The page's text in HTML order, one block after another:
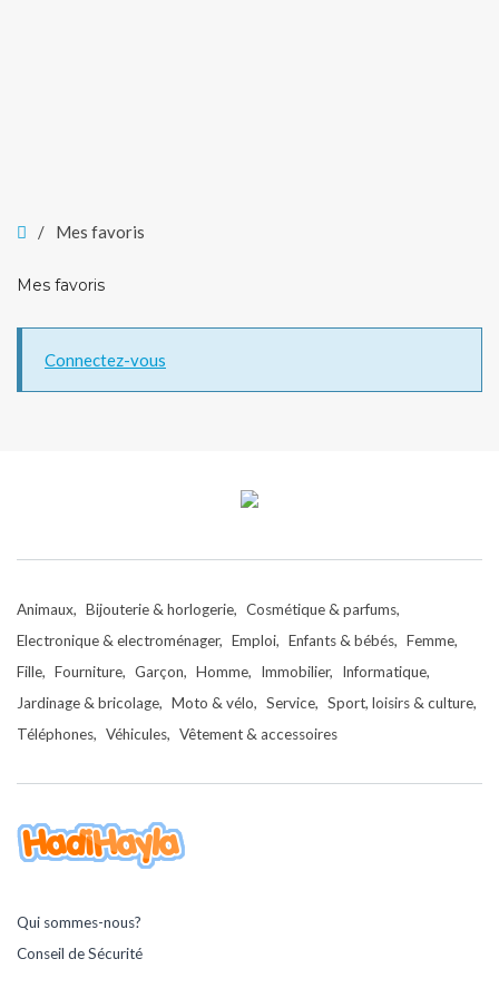
Home
/ Mes favoris
Mes favoris
Connectez-vous
Animaux Bijouterie & horlogerie
Cosmétique & parfums
Electronique & electroménager
Emploi Enfants & bébés
Femme
Fille
Fourniture Garçon Homme Immobilier
Informatique
Jardinage & bricolage
Moto & vélo Service
Sport, loisirs & culture
Téléphones
Véhicules Vêtement & accessoires
Qui sommes-nous?
Conseil de Sécurité